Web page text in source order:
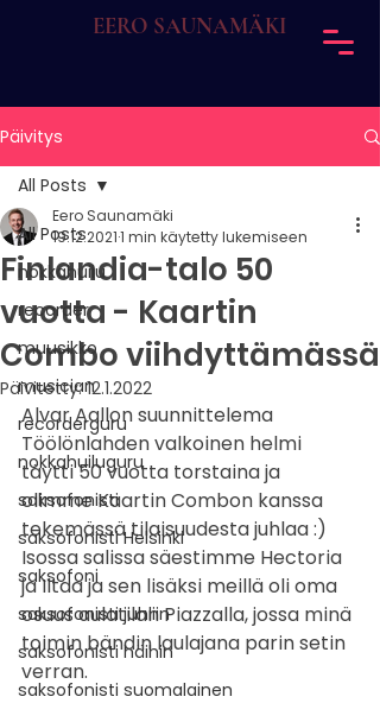
EERO SAUNAMÄKI
Päivitys
All Posts
nokkahuilu
recorder
muusikko
musician
recorderguru
nokkahuiluguru
saksofonisti
saksofonisti Helsinki
saksofoni
saksofonisti juhliin
saksofonisti häihin
saksofonisti suomalainen
All Posts
Finlandia-talo 50
vuotta - Kaartin
Combo viihdyttämässä
Eero Saunamäki
19.12.20211 min käytetty lukemiseen
Päivitetty:12.1.2022
Alvar Aallon suunnittelema
Töölönlahden valkoinen helmi
täytti 50 vuotta torstaina ja
olimme Kaartin Combon kanssa
tekemässä tilaisuudesta juhlaa :)
Isossa salissa säestimme Hectoria
ja Iltaa ja sen lisäksi meillä oli oma
osuus aulatilan Piazzalla, jossa minä
toimin bändin laulajana parin setin
verran.